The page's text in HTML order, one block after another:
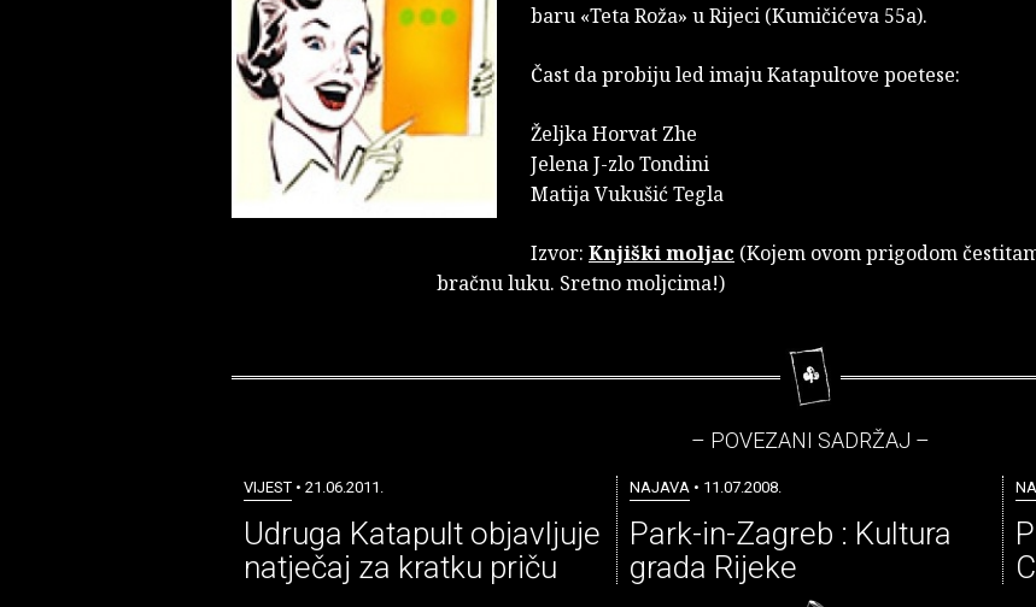
baru «Teta Roža» u Rijeci (Kumičićeva 55a).
Čast da probiju led imaju Katapultove poetese:
Željka Horvat Zhe
Jelena J-zlo Tondini
Matija Vukušić Tegla
Izvor: Knjiški moljac (Kojem ovom prigodom
bračnu luku. Sretno moljcima!)
– POVEZANI SADRŽAJ –
VIJEST• 21.06.2011.
Udruga Katapult objavljuje
natječaj za kratku priču
NAJAVA • 11.07.2008.
Park-in-Zagreb : Kultura
grada Rijeke